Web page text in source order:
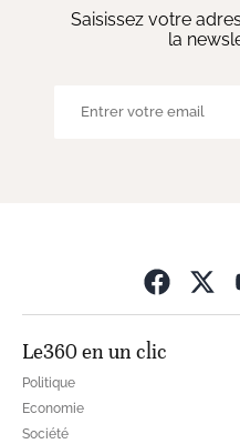
Saisissez votre
la
Le360 en un clic
Politique
Economie
Société